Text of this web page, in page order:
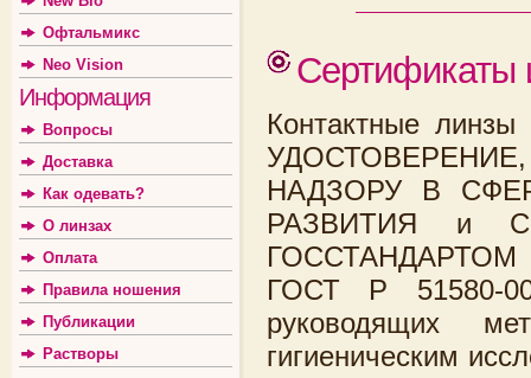
Офтальмикс
Neo Vision
Информация
Вопросы
Доставка
Как одевать?
О линзах
Оплата
Правила ношения
Публикации
Растворы
Сертификаты
Контактные
НАДЗОРУ В
РАЗВИТИЯ и
ГОССТАНДАРТОМ
ГОСТ Р 51580-
руководящих
гигиеническим